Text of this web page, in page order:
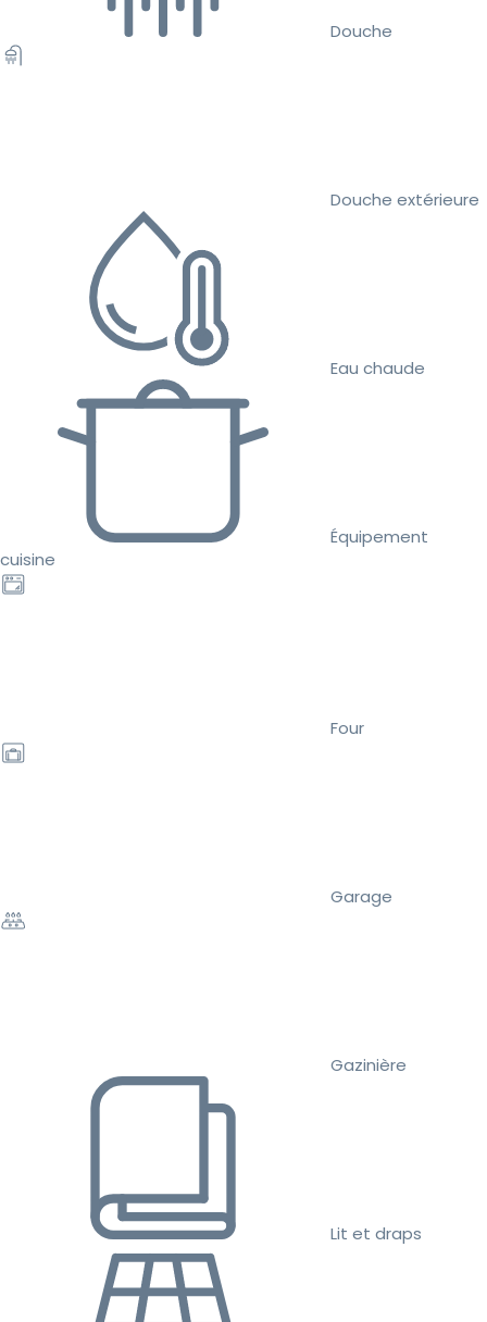
Douche
Douche extérieure
Eau chaude
Équipement
cuisine
Four
Garage
Gazinière
Lit et draps